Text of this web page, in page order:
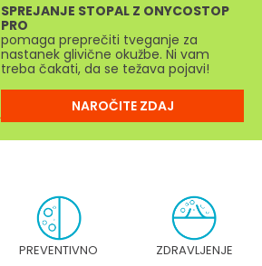
SPREJANJE STOPAL Z ONYCOSTOP
PRO
pomaga preprečiti tveganje za
nastanek glivične okužbe. Ni vam
treba čakati, da se težava pojavi!
NAROČITE ZDAJ
PREVENTIVNO ZDRAVLJENJE